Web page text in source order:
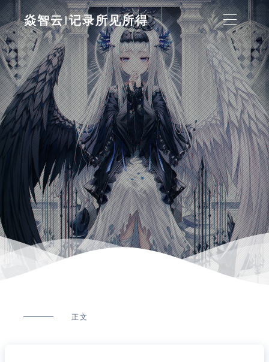
焱智云|记录所见所得
正文